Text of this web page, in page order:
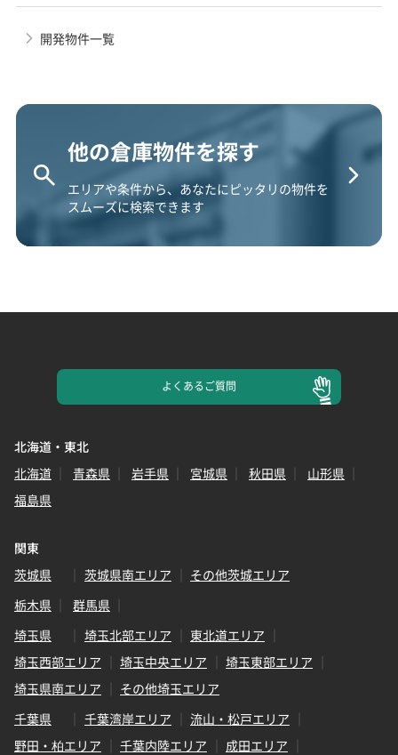
開発物件一覧
他の倉庫物件を探す
エリアや条件から、あなたにピッタリの物件を
スムーズに検索できます
よくあるご質問
北海道・東北
北海道
青森県 岩手県 宮城県 秋田県
山形県
福島県
関東
茨城県
茨城県南エリア
その他茨城エリア
栃木県
群馬県
埼玉県
埼玉北部エリア
東北道エリア
埼玉西部エリア
埼玉中央エリア
埼玉東部エリア
埼玉県南エリア
その他埼玉エリア
千葉県
千葉湾岸エリア
流山・松戸エリア
野田・柏エリア
千葉内陸エリア
成田エリア